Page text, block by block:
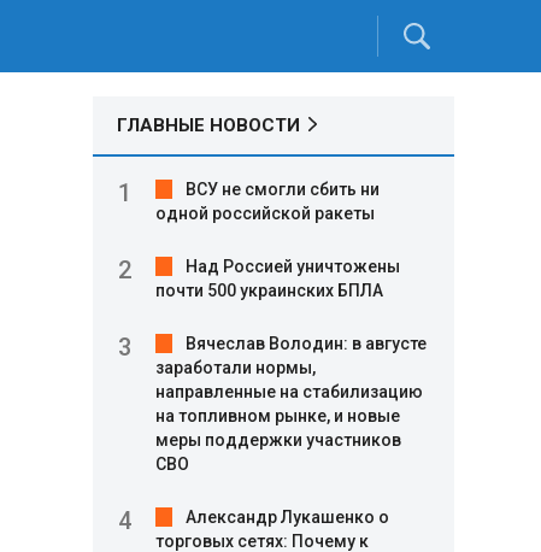
ГЛАВНЫЕ НОВОСТИ
ВСУ не смогли сбить ни
одной российской ракеты
Над Россией уничтожены
почти 500 украинских БПЛА
Вячеслав Володин: в августе
заработали нормы,
направленные на стабилизацию
на топливном рынке, и новые
меры поддержки участников
СВО
Александр Лукашенко о
торговых сетях: Почему к